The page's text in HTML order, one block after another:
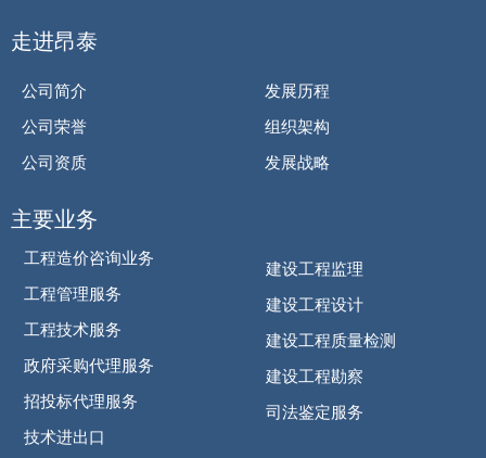
走进昂泰
公司简介
公司荣誉
公司资质
发展历程
组织架构
发展战略
主要业务
工程造价咨询业务
工程管理服务
工程技术服务
政府采购代理服务
招投标代理服务
技术进出口
建设工程监理
建设工程设计
建设工程质量检测
建设工程勘察
司法鉴定服务